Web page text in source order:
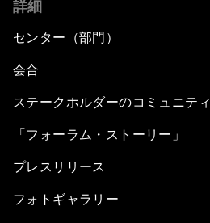
詳細
センター（部門）
会合
ステークホルダーのコミュニティ
「フォーラム・ストーリー」
プレスリリース
フォトギャラリー